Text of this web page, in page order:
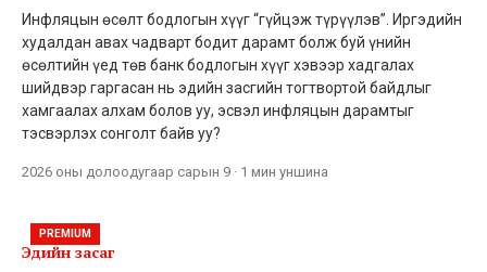
Инфляцын өсөлт бодлогын хүүг “гүйцэж түрүүлэв”. Иргэдийн
худалдан авах чадварт бодит дарамт болж буй үнийн
өсөлтийн үед төв банк бодлогын хүүг хэвээр хадгалах
шийдвэр гаргасан нь эдийн засгийн тогтвортой байдлыг
хамгаалах алхам болов уу, эсвэл инфляцын дарамтыг
тэсвэрлэх сонголт байв уу?
2026 оны долоодугаар сарын 9 · 1 мин уншина
PREMIUM
Эдийн засаг